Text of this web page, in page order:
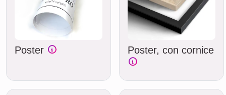
Poster Poster, con cornice